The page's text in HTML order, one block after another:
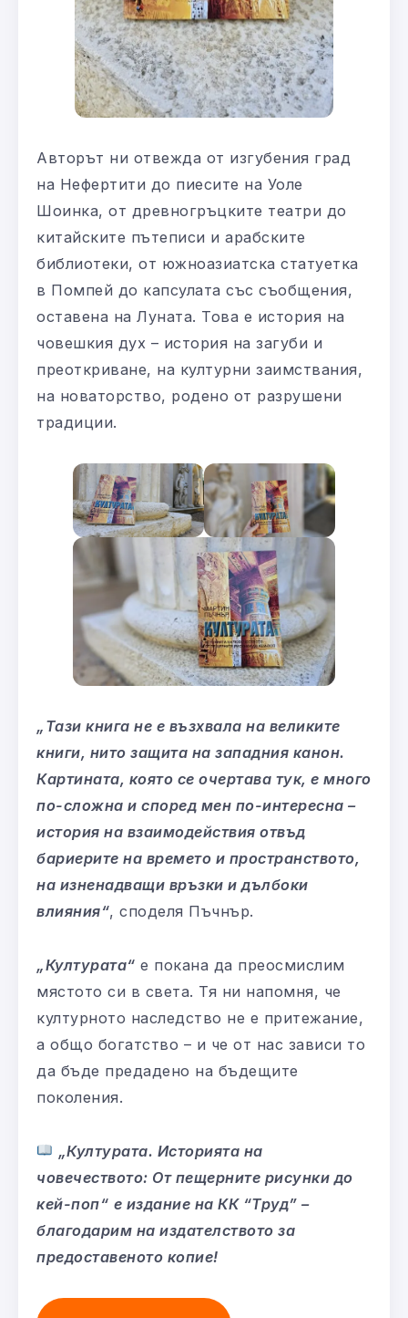
Авторът ни отвежда от изгубения град
на Нефертити до пиесите на Уоле
Шоинка, от древногръцките театри до
китайските пътеписи и арабските
библиотеки, от южноазиатска статуетка
в Помпей до капсулата със съобщения,
оставена на Луната. Това е история на
човешкия дух – история на загуби и
преоткриване, на културни заимствания,
на новаторство, родено от разрушени
традиции.
„Тази книга не е възхвала на великите
книги, нито защита на западния канон.
Картината, която се очертава тук, е много
по-сложна и според мен по-интересна –
история на взаимодействия отвъд
бариерите на времето и пространството,
на изненадващи връзки и дълбоки
влияния“, споделя Пъчнър.
„Културата“ е покана да преосмислим
мястото си в света. Тя ни напомня, че
културното наследство не е притежание,
а общо богатство – и че от нас зависи то
да бъде предадено на бъдещите
поколения.
„Културата. Историята на
човечеството: От пещерните рисунки до
кей-поп“ е издание на КК “Труд” –
благодарим на издателството за
предоставеното копие!